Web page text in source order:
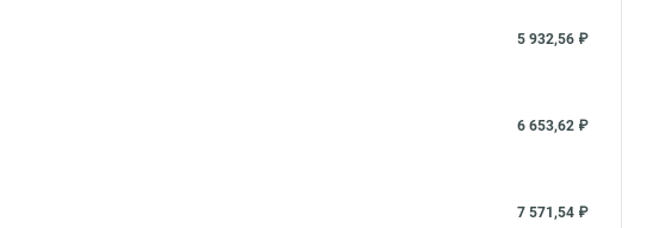
5 932,56 ₽
6 653,62 ₽
7 571,54 ₽